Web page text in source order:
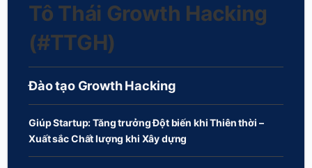
Tô Thái Growth Hacking
(#TTGH)
Đào tạo Growth Hacking
Giúp Startup: Tăng trưởng Đột biến khi Thiên thời –
Xuất sắc Chất lượng khi Xây dựng